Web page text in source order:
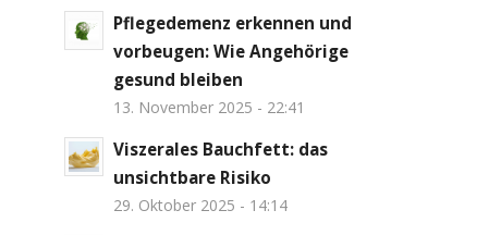
Pflegedemenz erkennen und
vorbeugen: Wie Angehörige
gesund bleiben
13. November 2025 - 22:41
Viszerales Bauchfett: das
unsichtbare Risiko
29. Oktober 2025 - 14:14